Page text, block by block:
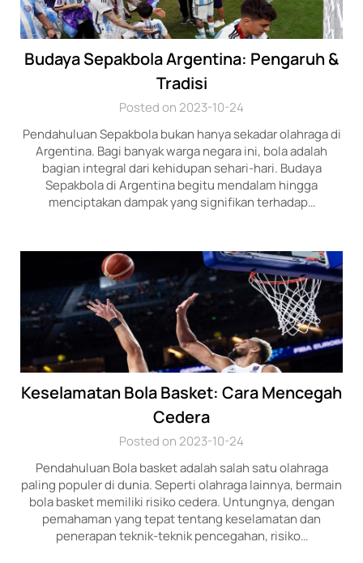
Budaya Sepakbola Argentina: Pengaruh &
Tradisi
Posted on 2023-10-24
Pendahuluan Sepakbola bukan hanya sekadar olahraga di
Argentina. Bagi banyak warga negara ini, bola adalah
bagian integral dari kehidupan sehari-hari. Budaya
Sepakbola di Argentina begitu mendalam hingga
menciptakan dampak yang signifikan terhadap…
Keselamatan Bola Basket: Cara Mencegah
Cedera
Posted on 2023-10-24
Pendahuluan Bola basket adalah salah satu olahraga
paling populer di dunia. Seperti olahraga lainnya, bermain
bola basket memiliki risiko cedera. Untungnya, dengan
pemahaman yang tepat tentang keselamatan dan
penerapan teknik-teknik pencegahan, risiko…